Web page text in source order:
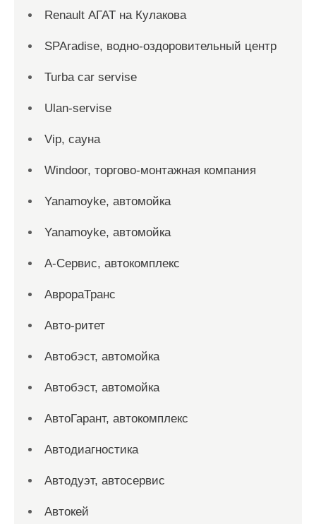
Renault АГАТ на Кулакова
SPAradise, водно-оздоровительный центр
Turba car servise
Ulan-servise
Vip, сауна
Windoor, торгово-монтажная компания
Yanamoyke, автомойка
Yanamoyke, автомойка
А-Сервис, автокомплекс
АврораТранс
Авто-ритет
Автобэст, автомойка
Автобэст, автомойка
АвтоГарант, автокомплекс
Автодиагностика
Автодуэт, автосервис
Автокей